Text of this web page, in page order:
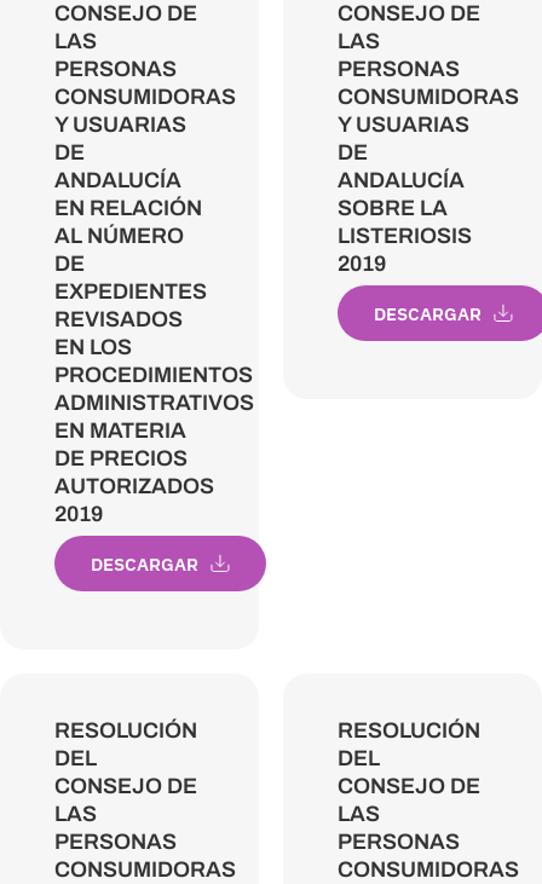
CONSEJO DE
LAS
PERSONAS
CONSUMIDORAS
Y USUARIAS
DE
ANDALUCÍA
EN RELACIÓN
AL NÚMERO
DE
EXPEDIENTES
REVISADOS
EN LOS
PROCEDIMIENTOS
ADMINISTRATIVOS
EN MATERIA
DE PRECIOS
AUTORIZADOS
2019
DESCARGAR
CONSEJO DE
LAS
PERSONAS
CONSUMIDORAS
Y USUARIAS
DE
ANDALUCÍA
SOBRE LA
LISTERIOSIS
2019
DESCARGAR
RESOLUCIÓN
DEL
CONSEJO DE
LAS
PERSONAS
CONSUMIDORAS
RESOLUCIÓN
DEL
CONSEJO DE
LAS
PERSONAS
CONSUMIDORAS